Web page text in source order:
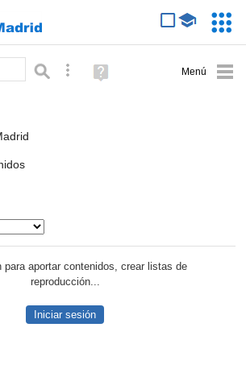
Búsqueda avanzada
Ayuda
(en
para aportar contenidos, crear listas de
reproducción...
Iniciar sesión